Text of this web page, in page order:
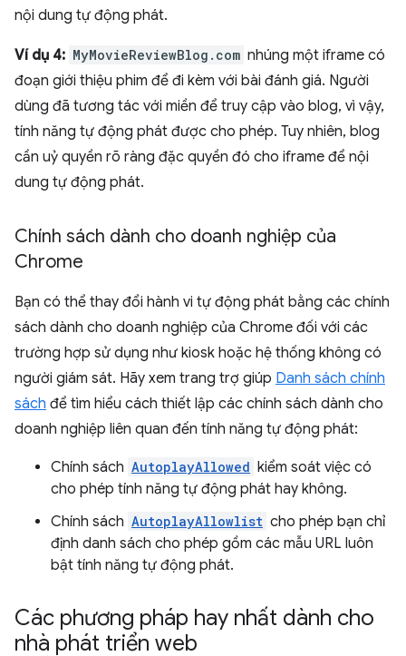
nội dung tự động phát.
Ví dụ 4: MyMovieReviewBlog.com nhúng một iframe có
đoạn giới thiệu phim để đi kèm với bài đánh giá. Người
dùng đã tương tác với miền để truy cập vào blog, vì vậy,
tính năng tự động phát được cho phép. Tuy nhiên, blog
cần uỷ quyền rõ ràng đặc quyền đó cho iframe để nội
dung tự động phát.
Chính sách dành cho doanh nghiệp của
Chrome
Bạn có thể thay đổi hành vi tự động phát bằng các chính
sách dành cho doanh nghiệp của Chrome đối với các
trường hợp sử dụng như kiosk hoặc hệ thống không có
người giám sát. Hãy xem trang trợ giúp Danh sách chính
sách để tìm hiểu cách thiết lập các chính sách dành cho
doanh nghiệp liên quan đến tính năng tự động phát:
Chính sách AutoplayAllowed kiểm soát việc có
cho phép tính năng tự động phát hay không.
Chính sách AutoplayAllowlist cho phép bạn chỉ
định danh sách cho phép gồm các mẫu URL luôn
bật tính năng tự động phát.
Các phương pháp hay nhất dành cho
nhà phát triển web